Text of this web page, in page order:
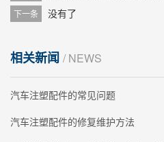
下一条 没有了
相关新闻 / NEWS
汽车注塑配件的常见问题
汽车注塑配件的修复维护方法